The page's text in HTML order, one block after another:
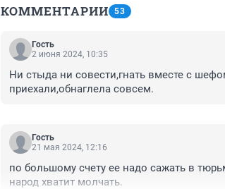
КОММЕНТАРИИ 53
Гость
2 июня 2024, 10:35
Ни стыда ни совести,гнать вместе с
приехали,обнаглела совсем.
Гость
21 мая 2024, 12:16
по большому счету ее надо сажать в
народ хватит молчать.